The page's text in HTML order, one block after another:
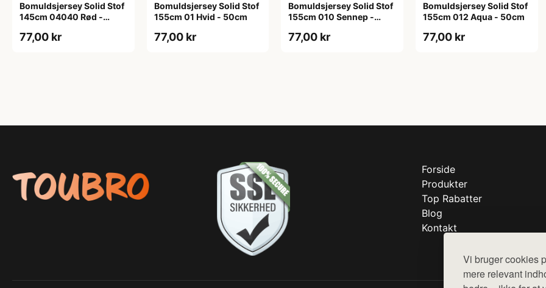
Vi bruger cookies
mere relevant
Bomuldsjersey Solid Stof
145cm 04040 Rød -
77,00 kr
Bomuldsjersey Solid Stof
155cm 01 Hvid - 50cm
77,00 kr
Bomuldsjersey Solid Stof
155cm 010 Sennep -
77,00 kr
Bomuldsjersey Solid Stof
155cm 012 Aqua - 50cm
77,00 kr
Forside
Produkter
Top Rabatter
Blog
Kontakt